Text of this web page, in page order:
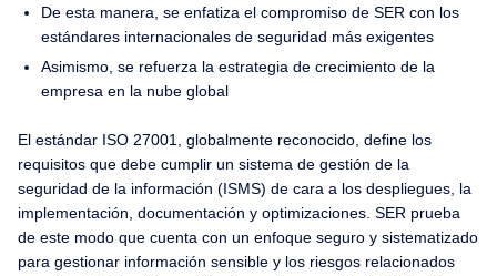
De esta manera, se enfatiza el compromiso de SER con los
estándares internacionales de seguridad más exigentes
Asimismo, se refuerza la estrategia de crecimiento de la
empresa en la nube global
El estándar ISO 27001, globalmente reconocido, define los
requisitos que debe cumplir un sistema de gestión de la
seguridad de la información (ISMS) de cara a los despliegues, la
implementación, documentación y optimizaciones. SER prueba
de este modo que cuenta con un enfoque seguro y sistematizado
para gestionar información sensible y los riesgos relacionados